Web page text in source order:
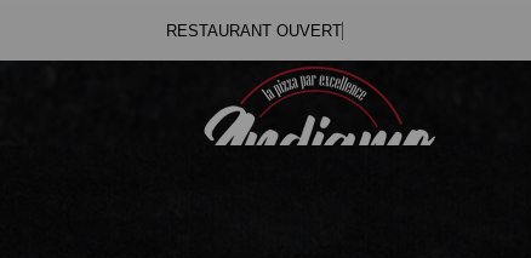
Vous